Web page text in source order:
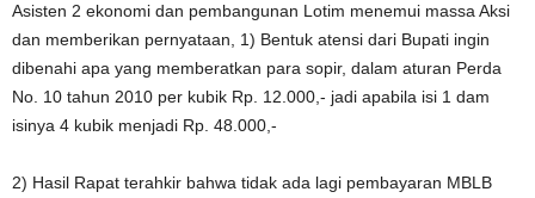
Asisten 2 ekonomi dan pembangunan Lotim menemui massa Aksi
dan memberikan pernyataan, 1) Bentuk atensi dari Bupati ingin
dibenahi apa yang memberatkan para sopir, dalam aturan Perda
No. 10 tahun 2010 per kubik Rp. 12.000,- jadi apabila isi 1 dam
isinya 4 kubik menjadi Rp. 48.000,-
2) Hasil Rapat terahkir bahwa tidak ada lagi pembayaran MBLB